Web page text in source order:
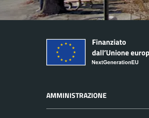
AMMINISTRAZIONE